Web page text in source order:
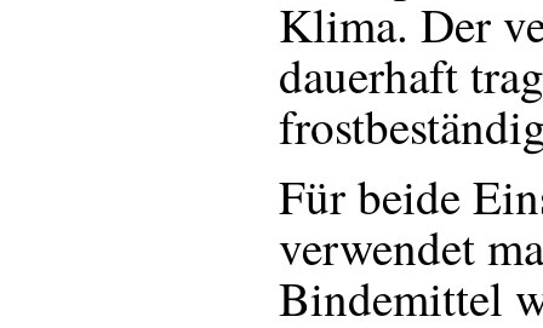
Klima. Der
dauerhaft
Für beide
verwendet
Bindemittel